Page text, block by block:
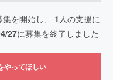
集を開始し、 1 人の支援に
27に募集を終了しました
やってほしい